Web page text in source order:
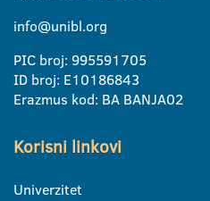
info@unibl.org
PIC broj: 995591705
ID broj: E10186843
Erazmus kod: BA BANJA02
Korisni linkovi
Univerzitet